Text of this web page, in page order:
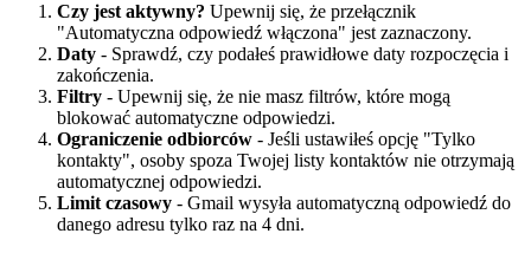
Czy jest aktywny? Upewnij się, że przełącznik
"Automatyczna odpowiedź włączona" jest zaznaczony.
Daty - Sprawdź, czy podałeś prawidłowe daty rozpoczęcia i
zakończenia.
Filtry - Upewnij się, że nie masz filtrów, które mogą
blokować automatyczne odpowiedzi.
Ograniczenie odbiorców - Jeśli ustawiłeś opcję "Tylko
kontakty", osoby spoza Twojej listy kontaktów nie otrzymają
automatycznej odpowiedzi.
Limit czasowy - Gmail wysyła automatyczną odpowiedź do
danego adresu tylko raz na 4 dni.